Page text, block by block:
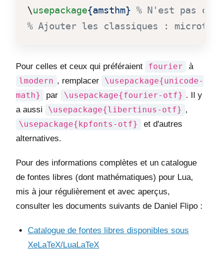
\usepackage{amsthm} % N'est pas
% Ajouter les classiques :
Pour celles et ceux qui préféraient fourier
à
lmodern , remplacer
\usepackage{unicode-
math}
par \usepackage{fourier-otf} . Il y
a aussi
\usepackage{libertinus-otf} ,
\usepackage{kpfonts-otf}
et d'autres
alternatives.
Pour des informations complètes et un catalogue
de fontes libres (dont mathématiques) pour Lua,
mis à jour régulièrement et avec aperçus,
consulter les documents suivants de Daniel Flipo :
Catalogue de fontes libres disponibles sous
XeLaTeX/LuaLaTeX